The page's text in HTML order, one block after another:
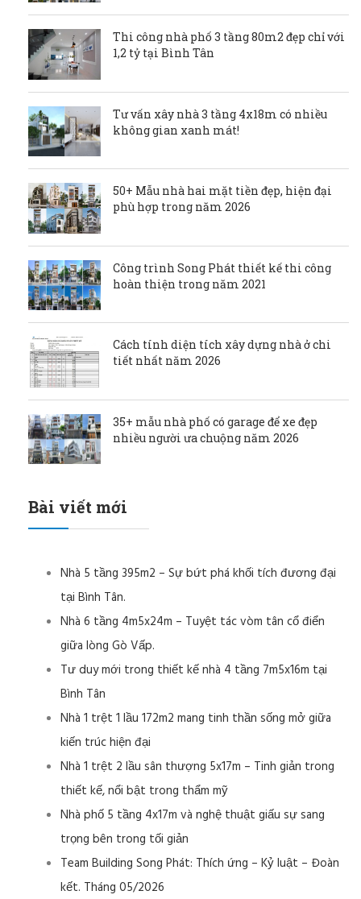
Thi công nhà phố 3 tầng 80m2 đẹp chỉ với
1,2 tỷ tại Bình Tân
Tư vấn xây nhà 3 tầng 4x18m có nhiều
không gian xanh mát!
50+ Mẫu nhà hai mặt tiền đẹp, hiện đại
phù hợp trong năm 2026
Công trình Song Phát thiết kế thi công
hoàn thiện trong năm 2021
Cách tính diện tích xây dựng nhà ở chi
tiết nhất năm 2026
35+ mẫu nhà phố có garage để xe đẹp
nhiều người ưa chuộng năm 2026
Bài viết mới
Nhà 5 tầng 395m2 – Sự bứt phá khối tích đương đại
tại Bình Tân.
Nhà 6 tầng 4m5x24m – Tuyệt tác vòm tân cổ điển
giữa lòng Gò Vấp.
Tư duy mới trong thiết kế nhà 4 tầng 7m5x16m tại
Bình Tân
Nhà 1 trệt 1 lầu 172m2 mang tinh thần sống mở giữa
kiến trúc hiện đại
Nhà 1 trệt 2 lầu sân thượng 5x17m – Tinh giản trong
thiết kế, nổi bật trong thẩm mỹ
Nhà phố 5 tầng 4x17m và nghệ thuật giấu sự sang
trọng bên trong tối giản
Team Building Song Phát: Thích ứng – Kỷ luật – Đoàn
kết. Tháng 05/2026